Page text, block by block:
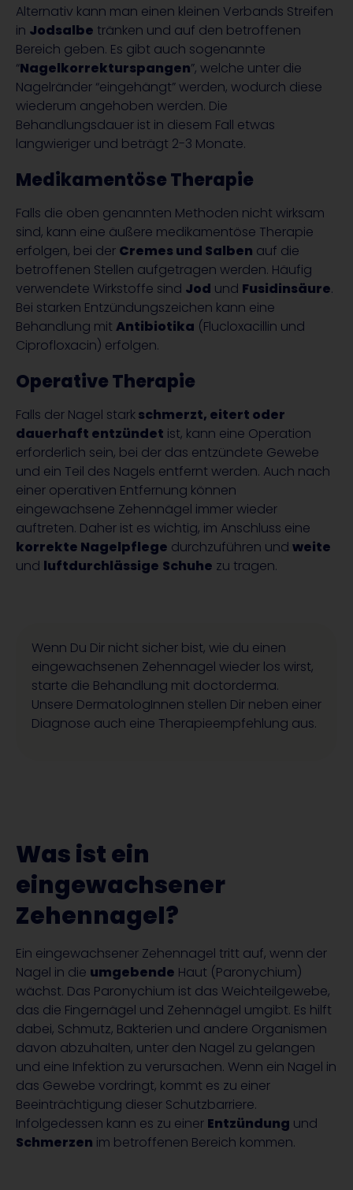
Alternativ kann man einen kleinen Verbands Streifen
in Jodsalbe tränken und auf den betroffenen
Bereich geben. Es gibt auch sogenannte
“Nagelkorrekturspangen”, welche unter die
Nagelränder “eingehängt” werden, wodurch diese
wiederum angehoben werden. Die
Behandlungsdauer ist in diesem Fall etwas
langwieriger und beträgt 2-3 Monate.
Medikamentöse Therapie
Falls die oben genannten Methoden nicht wirksam
sind, kann eine äußere medikamentöse Therapie
erfolgen, bei der Cremes und Salben auf die
betroffenen Stellen aufgetragen werden. Häufig
verwendete Wirkstoffe sind Jod und Fusidinsäure.
Bei starken Entzündungszeichen kann eine
Behandlung mit Antibiotika (Flucloxacillin und
Ciprofloxacin) erfolgen.
Operative Therapie
Falls der Nagel starkschmerzt, eitert oder
dauerhaft entzündet ist, kann eine Operation
erforderlich sein, bei der das entzündete Gewebe
und ein Teil des Nagels entfernt werden. Auch nach
einer operativen Entfernung können
eingewachsene Zehennägel immer wieder
auftreten. Daher ist es wichtig, im Anschluss eine
korrekte Nagelpflege durchzuführen und weite
und luftdurchlässige Schuhe zu tragen.
Wenn Du Dir nicht sicher bist, wie du einen
eingewachsenen Zehennagel wieder los wirst,
starte die Behandlung mit doctorderma.
Unsere DermatologInnen stellen Dir neben einer
Diagnose auch eine Therapieempfehlung aus.
Was ist ein
eingewachsener
Zehennagel?
Ein eingewachsener Zehennagel tritt auf, wenn der
Nagel in die umgebende Haut (Paronychium)
wächst. Das Paronychium ist das Weichteilgewebe,
das die Fingernägel und Zehennägel umgibt. Es hilft
dabei, Schmutz, Bakterien und andere Organismen
davon abzuhalten, unter den Nagel zu gelangen
und eine Infektion zu verursachen. Wenn ein Nagel in
das Gewebe vordringt, kommt es zu einer
Beeinträchtigung dieser Schutzbarriere.
Infolgedessen kann es zu einer Entzündung und
Schmerzen im betroffenen Bereich kommen.